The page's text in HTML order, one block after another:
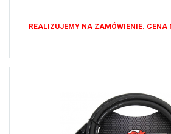
REALIZUJEMY NA ZAMÓWIENIE. CENA